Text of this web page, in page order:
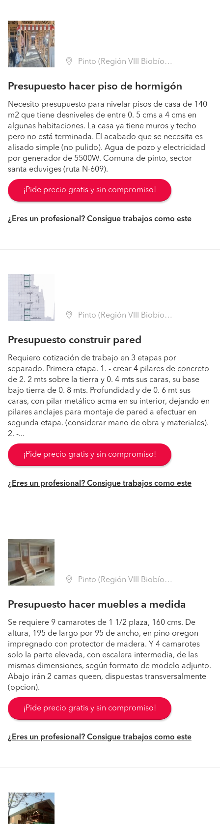
Pinto (Región VIII Biobío - Ñuble)
Presupuesto hacer piso de hormigón
Necesito presupuesto para nivelar pisos de casa de 140
m2 que tiene desniveles de entre 0. 5 cms a 4 cms en
algunas habitaciones. La casa ya tiene muros y techo
pero no está terminada. El acabado que se necesita es
alisado simple (no pulido). Agua de pozo y electricidad
por generador de 5500W. Comuna de pinto, sector
santa eduviges (ruta N-609).
¡Pide precio gratis y sin compromiso!
¿Eres un profesional? Consigue trabajos como este
Pinto (Región VIII Biobío - Ñuble)
Presupuesto construir pared
Requiero cotización de trabajo en 3 etapas por
separado. Primera etapa. 1. - crear 4 pilares de concreto
de 2. 2 mts sobre la tierra y 0. 4 mts sus caras, su base
bajo tierra de 0. 8 mts. Profundidad y de 0. 6 mt sus
caras, con pilar metálico acma en su interior, dejando en
pilares anclajes para montaje de pared a efectuar en
segunda etapa. (considerar mano de obra y materiales).
2. -...
¡Pide precio gratis y sin compromiso!
¿Eres un profesional? Consigue trabajos como este
Pinto (Región VIII Biobío - Ñuble)
Presupuesto hacer muebles a medida
Se requiere 9 camarotes de 1 1/2 plaza, 160 cms. De
altura, 195 de largo por 95 de ancho, en pino oregon
impregnado con protector de madera. Y 4 camarotes
solo la parte elevada, con escalera intermedia, de las
mismas dimensiones, según formato de modelo adjunto.
Abajo irán 2 camas queen, dispuestas transversalmente
(opcion).
¡Pide precio gratis y sin compromiso!
¿Eres un profesional? Consigue trabajos como este